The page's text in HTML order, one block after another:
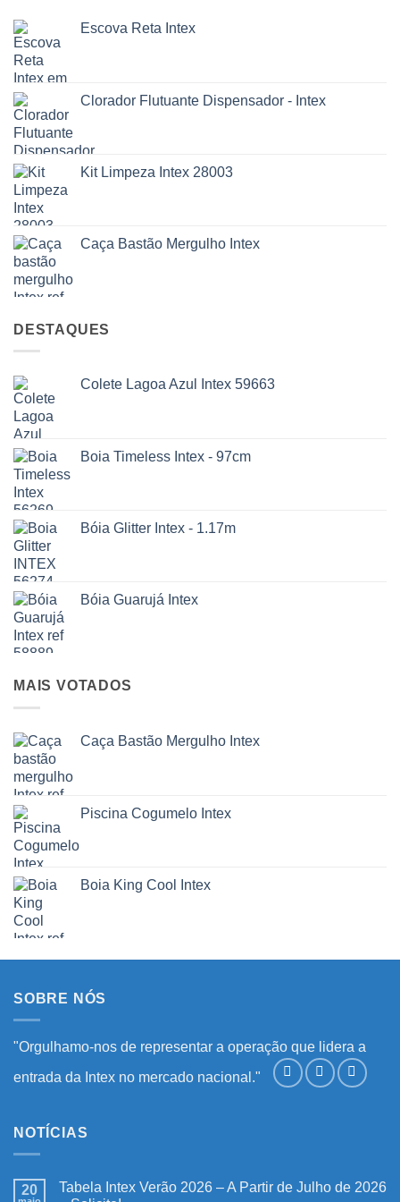
Escova Reta Intex
Clorador Flutuante Dispensador - Intex
Kit Limpeza Intex 28003
Caça Bastão Mergulho Intex
DESTAQUES
Colete Lagoa Azul Intex 59663
Boia Timeless Intex - 97cm
Bóia Glitter Intex - 1.17m
Bóia Guarujá Intex
MAIS VOTADOS
Caça Bastão Mergulho Intex
Piscina Cogumelo Intex
Boia King Cool Intex
SOBRE NÓS
"Orgulhamo-nos de representar a operação que lidera a
entrada da Intex no mercado nacional."
NOTÍCIAS
20
Tabela Intex Verão 2026 – A Partir de Julho de 2026